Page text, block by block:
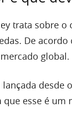
trata sobre
De
global.
desde
esse é um